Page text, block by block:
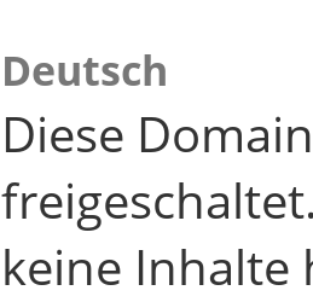
Deutsch
Diese
keine Inhalte